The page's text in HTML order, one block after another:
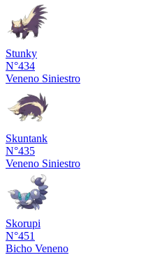
Stunky
N°434
Veneno Siniestro
Skuntank
N°435
Veneno Siniestro
Skorupi
N°451
Bicho Veneno